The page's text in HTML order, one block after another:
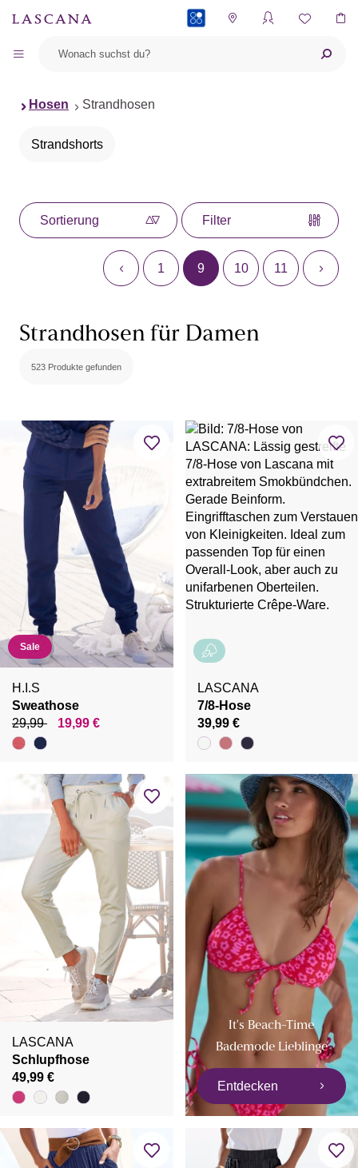
Hosen Strandhosen
Strandshorts
Sortierung Filter
1 9 10 11
Strandhosen für Damen
523 Produkte gefunden
Sale
H.I.S
Sweathose
29,99
19,99 €
LASCANA
7/8-Hose
39,99 €
LASCANA
Schlupfhose
49,99 €
It's Beach-Time
Bademode Lieblinge
Entdecken